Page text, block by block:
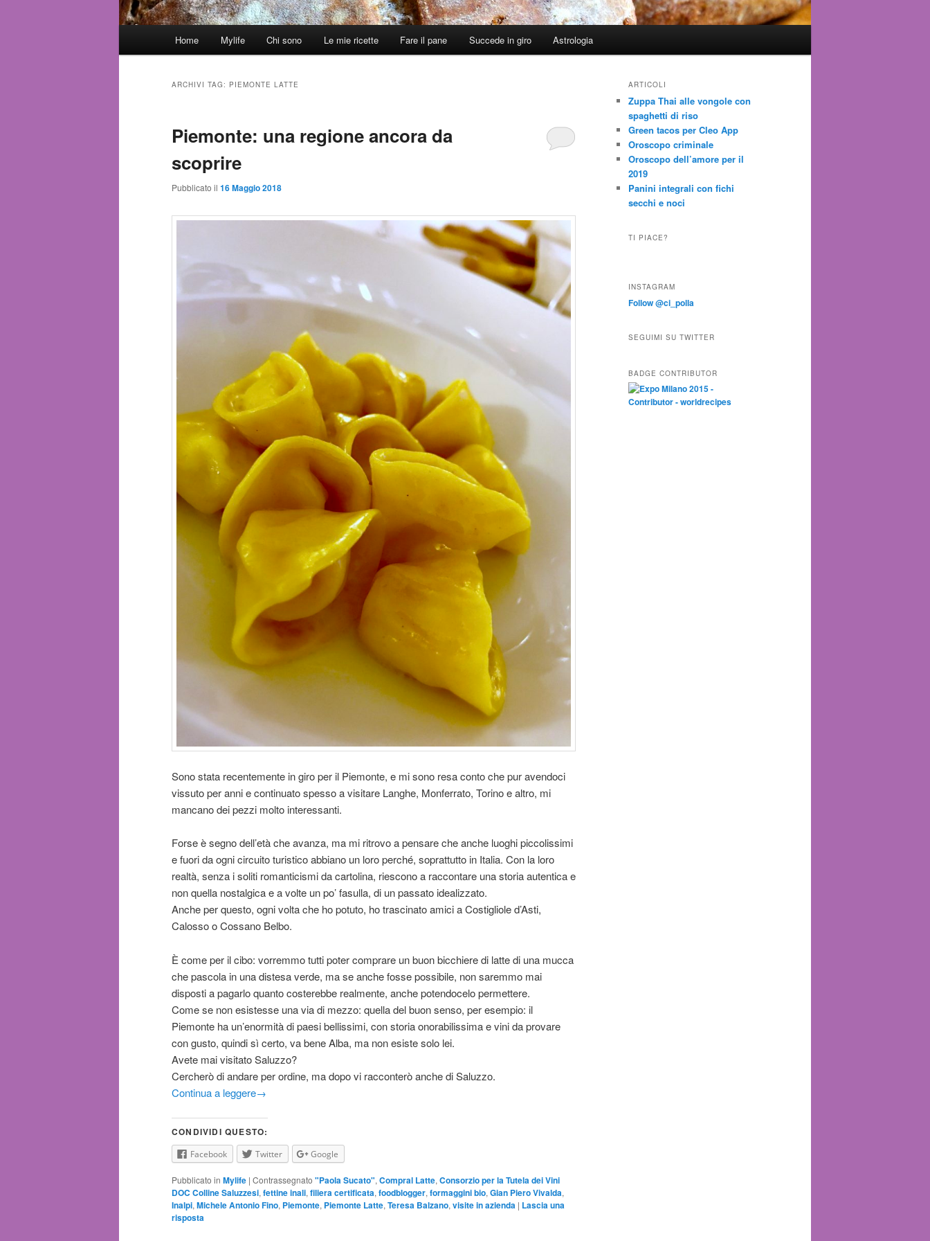
Vai
principale
Vai
secondario
Home Mylife Chi sono Le mie ricette Fare il pane Succede in giro Astrologia
ARCHIVI TAG: PIEMONTE LATTE
Piemonte: una regione ancora da
scoprire
Pubblicato il 16 Maggio 2018
Sono stata recentemente in giro per il Piemonte, e mi sono resa conto che pur avendoci
vissuto per anni e continuato spesso a visitare Langhe, Monferrato, Torino e altro, mi
mancano dei pezzi molto interessanti.
Forse è segno dell’età che avanza, ma mi ritrovo a pensare che anche luoghi piccolissimi
e fuori da ogni circuito turistico abbiano un loro perché, soprattutto in Italia. Con la loro
realtà, senza i soliti romanticismi da cartolina, riescono a raccontare una storia autentica e
non quella nostalgica e a volte un po’ fasulla, di un passato idealizzato.
Anche per questo, ogni volta che ho potuto, ho trascinato amici a Costigliole d’Asti,
Calosso o Cossano Belbo.
È come per il cibo: vorremmo tutti poter comprare un buon bicchiere di latte di una mucca
che pascola in una distesa verde, ma se anche fosse possibile, non saremmo mai
disposti a pagarlo quanto costerebbe realmente, anche potendocelo permettere.
Come se non esistesse una via di mezzo: quella del buon senso, per esempio: il
Piemonte ha un’enormità di paesi bellissimi, con storia onorabilissima e vini da provare
con gusto, quindi sì certo, va bene Alba, ma non esiste solo lei.
Avete mai visitato Saluzzo?
Cercherò di andare per ordine, ma dopo vi racconterò anche di Saluzzo.
Continua a leggere→
CONDIVIDI QUESTO:
Facebook Twitter Google
Pubblicato in Mylife | Contrassegnato "Paola Sucato", Compral Latte, Consorzio per la Tutela dei Vini
DOC Colline Saluzzesi, fettine inali, filiera certificata, foodblogger, formaggini bio, Gian Piero Vivalda,
Inalpi, Michele Antonio Fino, Piemonte, Piemonte Latte, Teresa Balzano, visite in azienda | Lascia una
risposta
ARTICOLI
Zuppa Thai alle vongole con
spaghetti di riso
Green tacos per Cleo App
Oroscopo criminale
Oroscopo dell’amore per il
2019
Panini integrali con fichi
secchi e noci
TI PIACE?
INSTAGRAM
Follow @ci_polla
SEGUIMI SU TWITTER
BADGE CONTRIBUTOR